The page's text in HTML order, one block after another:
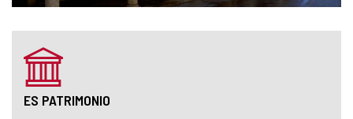
ES PATRIMONIO